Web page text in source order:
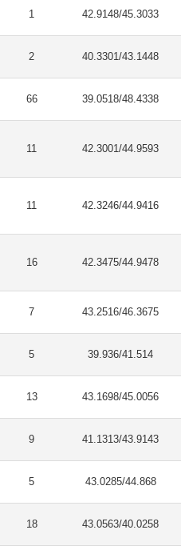
1 42.9148/45.3033
2 40.3301/43.1448
66 39.0518/48.4338
11 42.3001/44.9593
11 42.3246/44.9416
16 42.3475/44.9478
7 43.2516/46.3675
5 39.936/41.514
13 43.1698/45.0056
9 41.1313/43.9143
5 43.0285/44.868
18 43.0563/40.0258